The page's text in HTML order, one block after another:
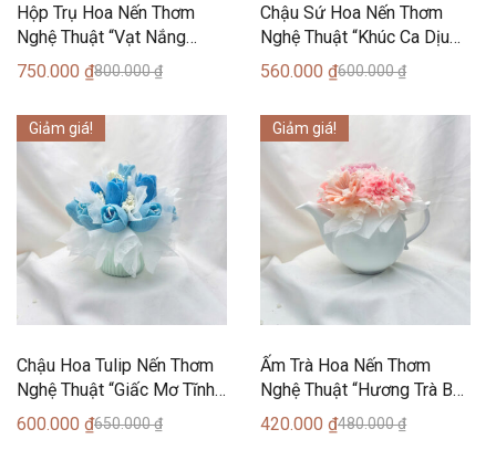
Hộp Trụ Hoa Nến Thơm
Nghệ Thuật “Vạt Nắng
Đồng Nội” (20 Bông) – Can
Lãnh Artisanal Candles
800.000₫
750.000 ₫
Chậu Sứ Hoa Nến Thơm
Nghệ Thuật “Khúc Ca Dịu
Dàng” (16 Bông) – Can
Lãnh Artisanal Candles
600.000₫
560.000₫
Giảm giá!
Chậu Hoa Tulip Nến Thơm
Nghệ Thuật “Giấc Mơ Tĩnh
Lặng” (15 Bông) – Can
Lãnh Artisanal Candles
650.000₫
600.000 ₫
Giảm giá!
Ấm Trà Hoa Nến Thơm
Nghệ Thuật “Hương Trà Ban
Mai” (8 Bông) – Can Lãnh
Artisanal Candles
480.000₫
420.000₫